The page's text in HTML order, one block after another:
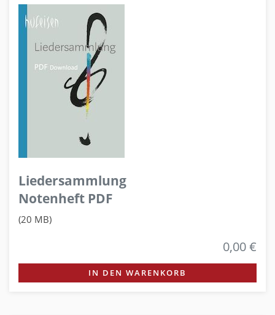
Liedersammlung
Notenheft PDF
(20 MB)
0,00 €
IN DEN WARENKORB